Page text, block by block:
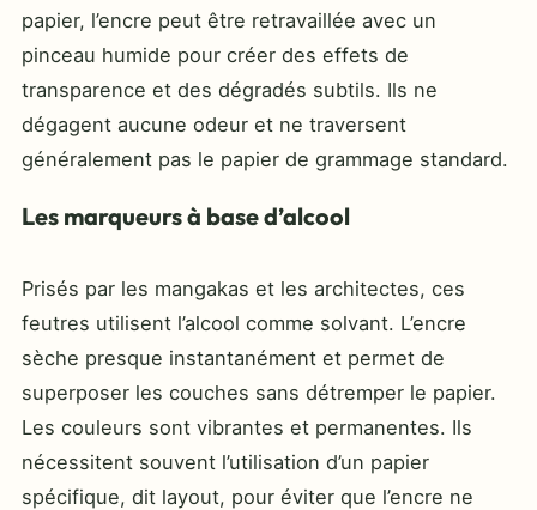
papier, l’encre peut être retravaillée avec un
pinceau humide pour créer des effets de
transparence et des dégradés subtils. Ils ne
dégagent aucune odeur et ne traversent
généralement pas le papier de grammage standard.
Les marqueurs à base d’alcool
Prisés par les mangakas et les architectes, ces
feutres utilisent l’alcool comme solvant. L’encre
sèche presque instantanément et permet de
superposer les couches sans détremper le papier.
Les couleurs sont vibrantes et permanentes. Ils
nécessitent souvent l’utilisation d’un papier
spécifique, dit layout, pour éviter que l’encre ne